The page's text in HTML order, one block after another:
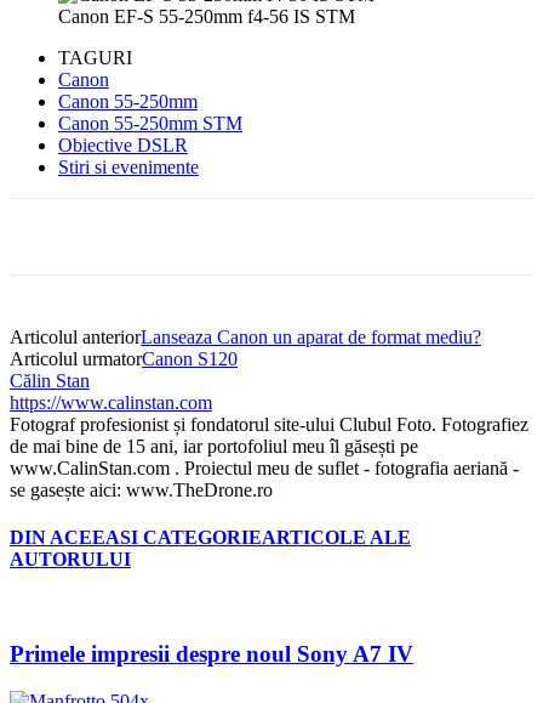
Canon EF-S 55-250mm f4-56 IS STM
TAGURI
Canon
Canon 55-250mm
Canon 55-250mm STM
Obiective DSLR
Stiri si evenimente
Articolul anteriorLanseaza Canon un aparat de format mediu?
Articolul urmatorCanon S120
Călin Stan
https://www.calinstan.com
Fotograf profesionist și fondatorul site-ului Clubul Foto. Fotografiez
de mai bine de 15 ani, iar portofoliul meu îl găsești pe
www.CalinStan.com . Proiectul meu de suflet - fotografia aeriană -
se gasește aici: www.TheDrone.ro
DIN ACEEASI CATEGORIEARTICOLE ALE
AUTORULUI
Primele impresii despre noul Sony A7 IV